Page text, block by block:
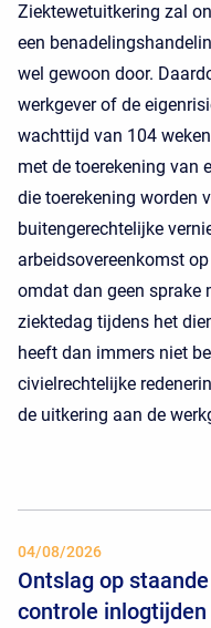
Ziektewetuitkering zal
een
wel gewoon door.
werkgever of de
wachttijd van 104
met de toerekening van
die toerekening worden
buitengerechtelijke
arbeidsovereenkomst
omdat dan geen sprake
ziektedag tijdens het
heeft dan immers niet
civielrechtelijke
de uitkering aan de
04/08/2026
Ontslag op
controle